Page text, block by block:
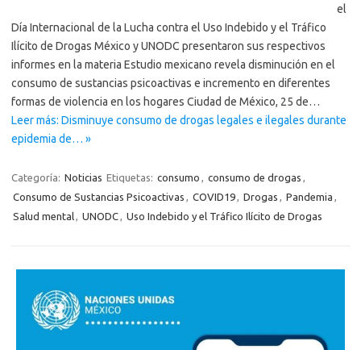
el
Día Internacional de la Lucha contra el Uso Indebido y el Tráfico
Ilícito de Drogas México y UNODC presentaron sus respectivos
informes en la materia Estudio mexicano revela disminución en el
consumo de sustancias psicoactivas e incremento en diferentes
formas de violencia en los hogares Ciudad de México, 25 de…
Leer más: Disminuye consumo de drogas legales e ilegales durante
epidemia de… »
Categoría: Noticias Etiquetas: consumo , consumo de drogas ,
Consumo de Sustancias Psicoactivas , COVID19, Drogas , Pandemia ,
Salud mental, UNODC, Uso Indebido y el Tráfico Ilícito de Drogas